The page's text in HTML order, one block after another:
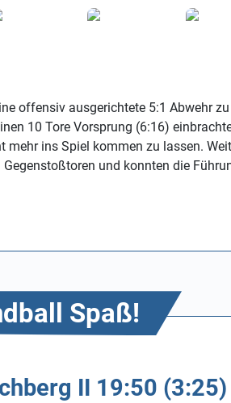
offensiv ausgerichtete 5:1 Abwehr
10 Tore Vorsprung (6:16)
mehr ins Spiel kommen zu lassen.
und konnten die
Spaß!
II 19:50 (3:25)